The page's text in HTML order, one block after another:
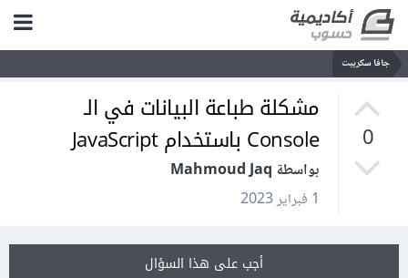
جافا سكريبت
0
مشكلة طباعة البيانات في الـ
Console باستخدام JavaScript
بواسطة Mahmoud Jaq
1 فبراير 2023
أجب على هذا السؤال